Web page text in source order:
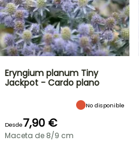
Eryngium planum Tiny
Jackpot - Cardo plano
No disponible
Desde7,90 €
Maceta de 8/9 cm